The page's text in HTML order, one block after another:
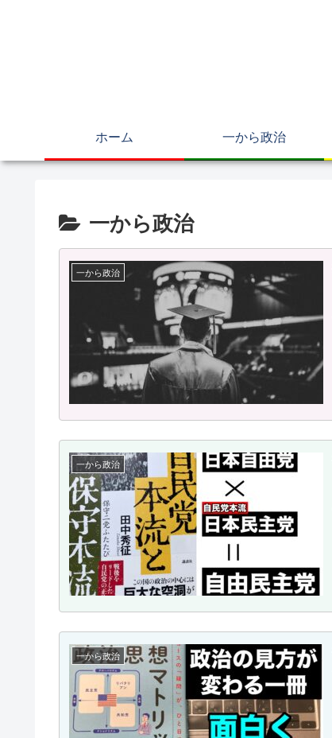
ホーム 一から政治
一から政治
一から政治
一から政治
一から政治